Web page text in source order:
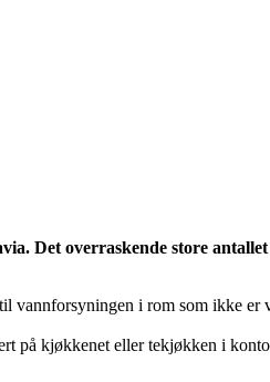
Det overraskende store
vannforsyningen i rom som ikke
kjøkkenet eller tekjøkken i